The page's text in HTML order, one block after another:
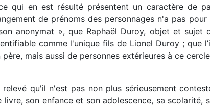
qui en est résulté présentent un caractère de
de prénoms des personnages n'a pas
anonymat », que Raphaël Duroy, objet et
comme l'unique fils de Lionel Duroy ; que
mais aussi de personnes extérieures à ce
qu'il n'est pas non plus sérieusement
son enfance et son adolescence, sa scolarité,